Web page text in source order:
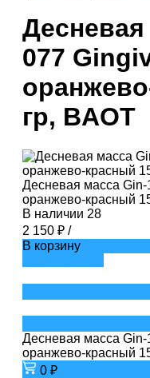
077
гр, BAOT
Десневая масса
оранжево-красный
В наличии 28
2 150 ₽ /
В корзину
Десневая масса
оранжево-красный
0 ₽